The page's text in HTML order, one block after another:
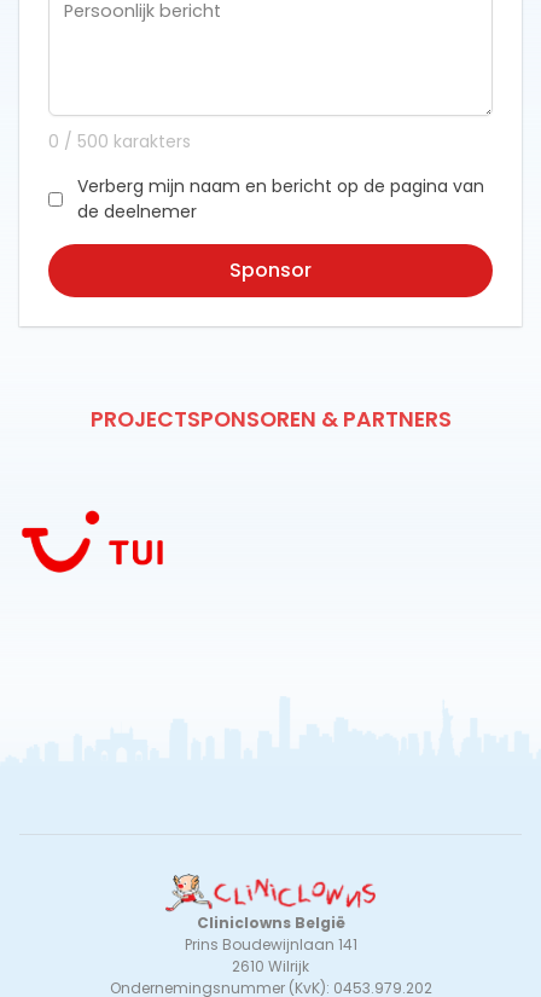
0 / 500 karakters
Verberg mijn naam en bericht op de pagina van
de deelnemer
Sponsor
PROJECTSPONSOREN & PARTNERS
Cliniclowns België
Prins Boudewijnlaan 141
2610 Wilrijk
Ondernemingsnummer (KvK): 0453.979.202